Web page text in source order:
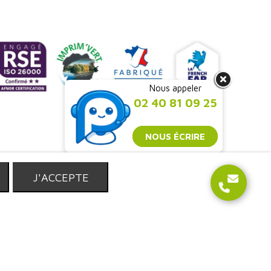
Nous appeler
02 40 81 09 25
NOUS ÉCRIRE
J'ACCEPTE